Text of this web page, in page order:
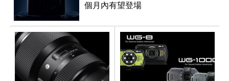
個月內有望登場